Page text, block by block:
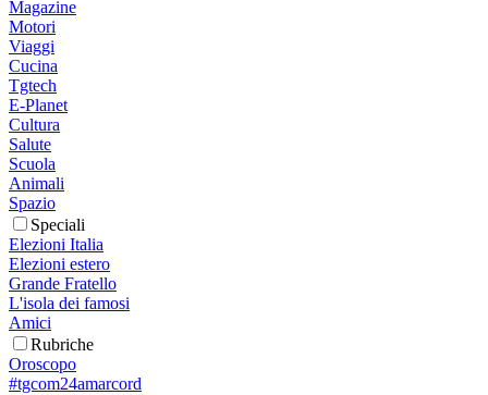
Magazine
Motori
Viaggi
Cucina
Tgtech
E-Planet
Cultura
Salute
Scuola
Animali
Spazio
Speciali
Elezioni Italia
Elezioni estero
Grande Fratello
L'isola dei famosi
Amici
Rubriche
Oroscopo
#tgcom24amarcord